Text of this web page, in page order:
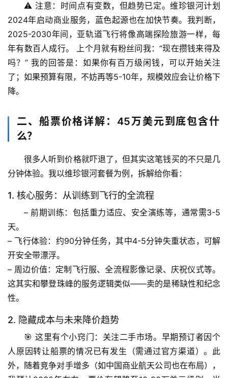
首
页
题
表
自
然
物
人
体
秘
历
史
⚠️ 注意：时间点有变数，但趋势已定。维珍银河计划
2024年启动商业服务，蓝色起源也在加快节奏。 我判断，
2025-2030年间，亚轨道飞行将像高端探险旅游一样，每
年有数百人成行。
上个月就有粉丝问我：“现在攒钱来得及
吗？” 我的回答是：如果你有百万级闲钱，可以开始关注
了；如果预算有限，不妨再等5-10年，规模效应会让价格下
降。
二、船票价格详解：45万美元到底包含什
么？
很多人听到价格就吓退了，但其实这笔钱买的不只是几
分钟体验。我以维珍银河套餐为例，拆解给你看：
1. 核心服务：从训练到飞行的全流程
– 前期训练 ：包括重力适应、安全演练等，通常需3-5
天。
– 飞行体验：约90分钟任务，其中4-5分钟失重状态，可解
开安全带漂浮。
– 周边价值 ：定制飞行服、全流程影像记录、庆祝仪式等。
这其实和攀登珠峰的服务逻辑类似——卖的是稀缺性和纪念
性。
2. 隐藏成本与未来降价趋势
🎯 这里有个小窍门：关注二手市场。早期预订者因个
人原因转让船票的情况已有发生（需通过官方渠道）。此
外，随着竞争对手增多（如中国商业航天公司也在布局），